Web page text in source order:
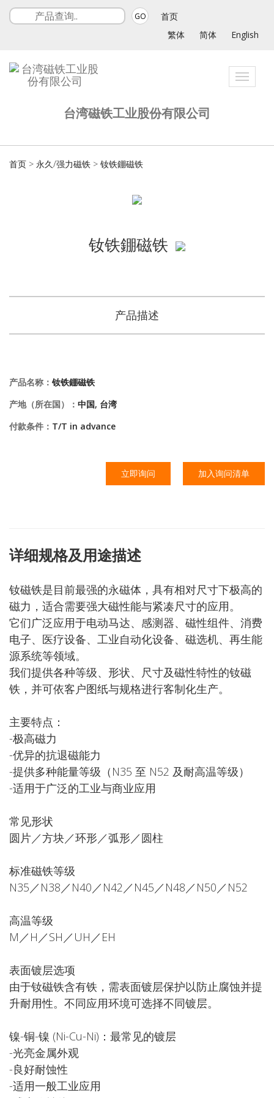
GO
首页
繁体
简体 English
Toggle
台湾磁铁工业股份有限公司
首页 > 永久/强力磁铁 > 钕铁錋磁铁
钕铁錋磁铁
产品描述
产品名称： 钕铁錋磁铁
产地（所在国）： 中国, 台湾
付款条件： T/T in advance
立即询问 加入询问清单
详细规格及用途描述
钕磁铁是目前最强的永磁体，具有相对尺寸下极高的
磁力，适合需要强大磁性能与紧凑尺寸的应用。
它们广泛应用于电动马达、感测器、磁性组件、消费
电子、医疗设备、工业自动化设备、磁选机、再生能
源系统等领域。
我们提供各种等级、形状、尺寸及磁性特性的钕磁
铁，并可依客户图纸与规格进行客制化生产。
主要特点：
-极高磁力
-优异的抗退磁能力
-提供多种能量等级（N35 至 N52 及耐高温等级）
-适用于广泛的工业与商业应用
常见形状
圆片／方块／环形／弧形／圆柱
标准磁铁等级
N35／N38／N40／N42／N45／N48／N50／N52
高温等级
M／H／SH／UH／EH
表面镀层选项
由于钕磁铁含有铁，需表面镀层保护以防止腐蚀并提
升耐用性。不同应用环境可选择不同镀层。
镍-铜-镍 (Ni-Cu-Ni)：最常见的镀层
-光亮金属外观
-良好耐蚀性
-适用一般工业应用